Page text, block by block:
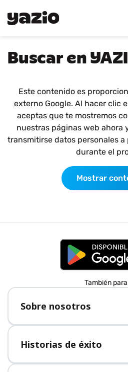
Buscar en
Este contenido es
externo Google. Al hacer clic
aceptas que te mostremos
nuestras páginas web ahora
transmitirse datos personales
durante el
Mostrar
También para
Sobre nosotros
Sobre nosotros
Empleo
Prensa
Historias de éxito
Todas las historias de éxito